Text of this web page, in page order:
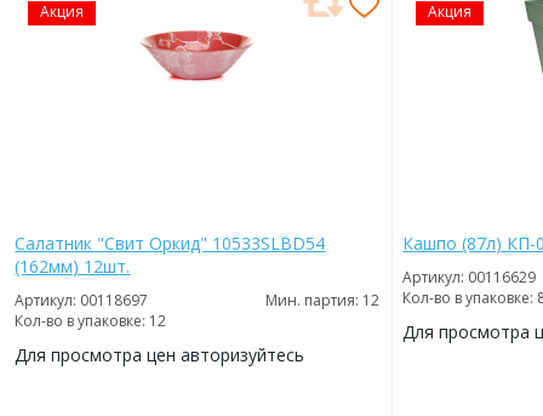
Акция
Салатник "Свит Оркид" 10533SLBD54
(162мм) 12шт.
Артикул: 00118697
Мин. партия: 12
Кол-во в упаковке: 12
Для просмотра цен авторизуйтесь
Акция
Кашпо (87л) КП-
Артикул: 00116629
Кол-во в упаковке:
Для просмотра